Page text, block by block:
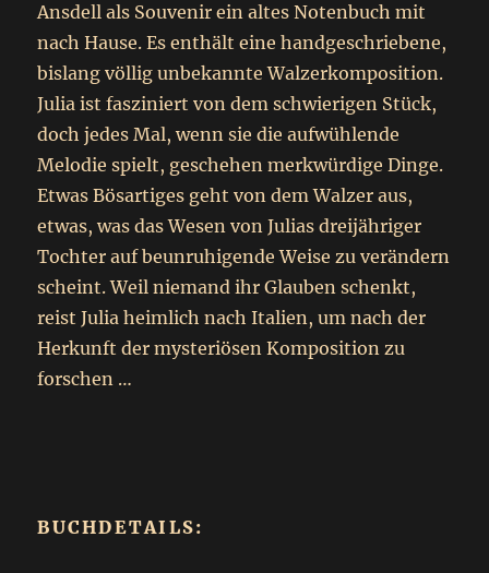
Ansdell als Souvenir ein altes Notenbuch mit
nach Hause. Es enthält eine handgeschriebene,
bislang völlig unbekannte Walzerkomposition.
Julia ist fasziniert von dem schwierigen Stück,
doch jedes Mal, wenn sie die aufwühlende
Melodie spielt, geschehen merkwürdige Dinge.
Etwas Bösartiges geht von dem Walzer aus,
etwas, was das Wesen von Julias dreijähriger
Tochter auf beunruhigende Weise zu verändern
scheint. Weil niemand ihr Glauben schenkt,
reist Julia heimlich nach Italien, um nach der
Herkunft der mysteriösen Komposition zu
forschen …
BUCHDETAILS: